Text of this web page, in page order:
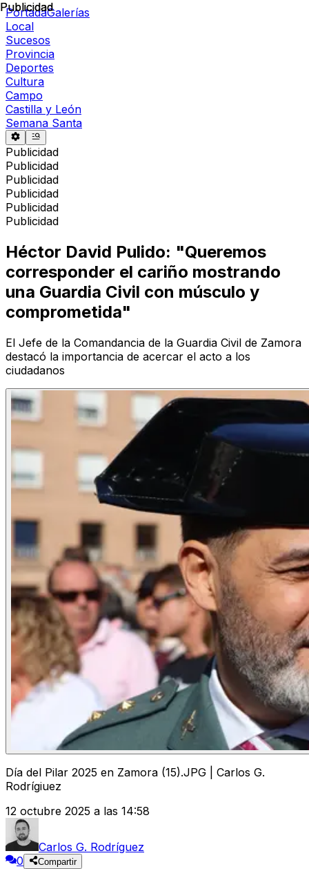
PortadaGalerías
Local
Sucesos
Provincia
Deportes
Cultura
Campo
Castilla y León
Semana Santa
Publicidad
Publicidad
Publicidad
Publicidad
Publicidad
Publicidad
Publicidad
Héctor David Pulido: "Queremos
corresponder el cariño mostrando
una Guardia Civil con músculo y
comprometida"
El Jefe de la Comandancia de la Guardia Civil de Zamora
destacó la importancia de acercar el acto a los
ciudadanos
Día del Pilar 2025 en Zamora (15).JPG | Carlos G.
Rodrígiuez
12 octubre 2025 a las 14:58
Carlos G. Rodríguez
0
Compartir
Publicidad